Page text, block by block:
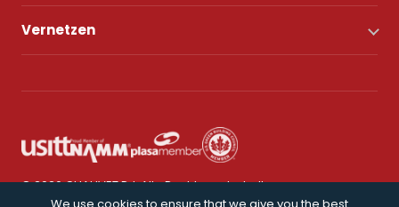
Vernetzen
© 2026 CHAUVET DJ. Alle Rechte vorbehalten.